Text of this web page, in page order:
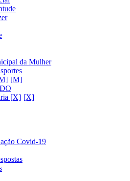
da Mulher
[X]
Covid-19